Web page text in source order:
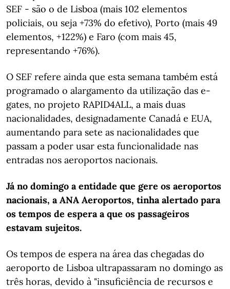
SEF - são o de Lisboa (mais 102 elementos
policiais, ou seja +73% do efetivo), Porto (mais 49
elementos, +122%) e Faro (com mais 45,
representando +76%).
O SEF refere ainda que esta semana também está
programado o alargamento da utilização das e-
gates, no projeto RAPID4ALL, a mais duas
nacionalidades, designadamente Canadá e EUA,
aumentando para sete as nacionalidades que
passam a poder usar esta funcionalidade nas
entradas nos aeroportos nacionais.
Já no domingo a entidade que gere os aeroportos
nacionais, a ANA Aeroportos, tinha alertado para
os tempos de espera a que os passageiros
estavam sujeitos.
Os tempos de espera na área das chegadas do
aeroporto de Lisboa ultrapassaram no domingo as
três horas, devido à "insuficiência de recursos e